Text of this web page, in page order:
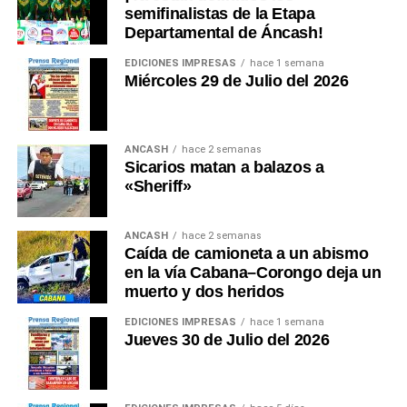
mantenimiento permanente y operación profesional
mediante alianzas público-privadas, evitando que una
inversión estratégica termine abandonada por falta de
planificación.
Durante años hemos discutido carreteras, plazas,
monumentos, estadios y obras de concreto. Ha
llegado el momento de discutir seguridad. Porque
una región turística no se mide únicamente por la
belleza de sus paisajes. También se mide por la
confianza que transmite a quienes la visitan.
Un turista que sabe que existe un sistema moderno
de rescate decide viajar con mayor tranquilidad. Una
agencia internacional promociona con mayor
confianza un destino seguro. Una aseguradora
reduce sus restricciones. Los operadores turísticos
fortalecen su oferta, y toda la economía regional
semifinalistas de la Etapa
Departamental de Áncash!
EDICIONES IMPRESAS hace 1 semana
Miércoles 29 de Julio del 2026
ANCASH hace 2 semanas
Sicarios matan a balazos a
«Sheriff»
ANCASH hace 2 semanas
Caída de camioneta a un abismo
en la vía Cabana–Corongo deja un
muerto y dos heridos
EDICIONES IMPRESAS hace 1 semana
Jueves 30 de Julio del 2026